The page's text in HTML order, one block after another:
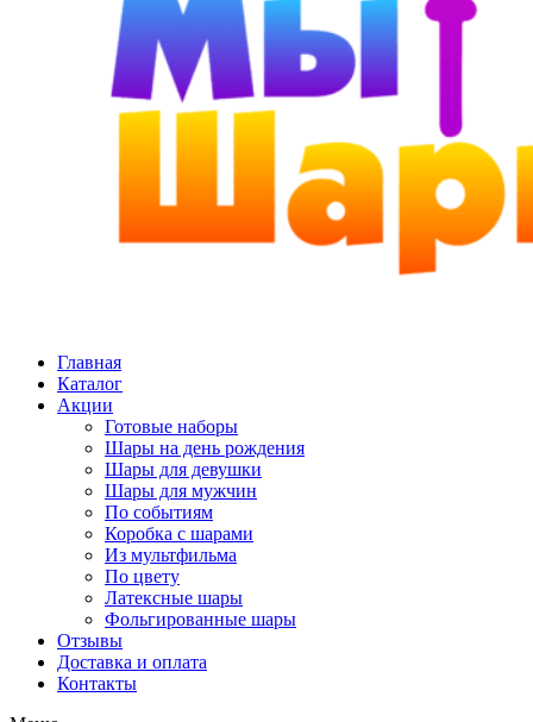
Главная
Каталог
Акции
Готовые наборы
Шары на день рождения
Шары для девушки
Шары для мужчин
По событиям
Коробка с шарами
Из мультфильма
По цвету
Латексные шары
Фольгированные шары
Отзывы
Доставка и оплата
Контакты